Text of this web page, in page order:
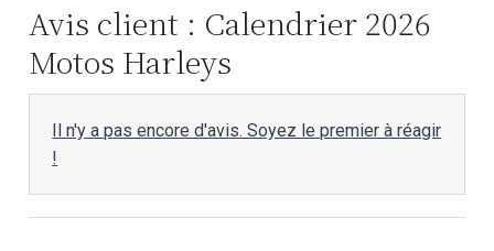
Avis client : Calendrier 2026
Motos Harleys
Il n'y a pas encore d'avis. Soyez le premier à réagir
!